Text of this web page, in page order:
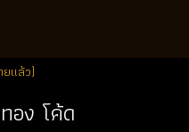
แล้ว)
อง โค้ด